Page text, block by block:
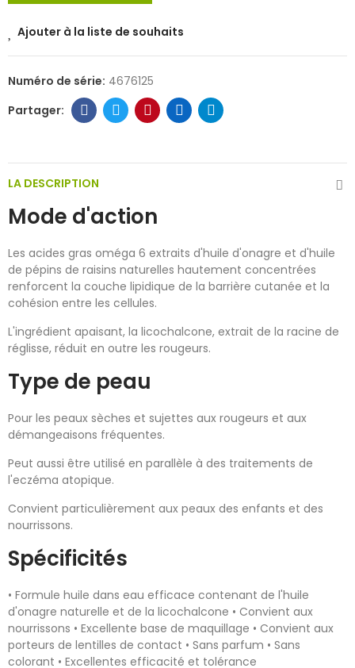
Ajouter à la liste de souhaits
Numéro de série: 4676125
LA DESCRIPTION
Mode d'action
Les acides gras oméga 6 extraits d'huile d'onagre et d'huile
de pépins de raisins naturelles hautement concentrées
renforcent la couche lipidique de la barrière cutanée et la
cohésion entre les cellules.
L'ingrédient apaisant, la licochalcone, extrait de la racine de
réglisse, réduit en outre les rougeurs.
Type de peau
Pour les peaux sèches et sujettes aux rougeurs et aux
démangeaisons fréquentes.
Peut aussi être utilisé en parallèle à des traitements de
l'eczéma atopique.
Convient particulièrement aux peaux des enfants et des
nourrissons.
Spécificités
• Formule huile dans eau efficace contenant de l'huile
d'onagre naturelle et de la licochalcone • Convient aux
nourrissons • Excellente base de maquillage • Convient aux
porteurs de lentilles de contact • Sans parfum • Sans
colorant • Excellentes efficacité et tolérance